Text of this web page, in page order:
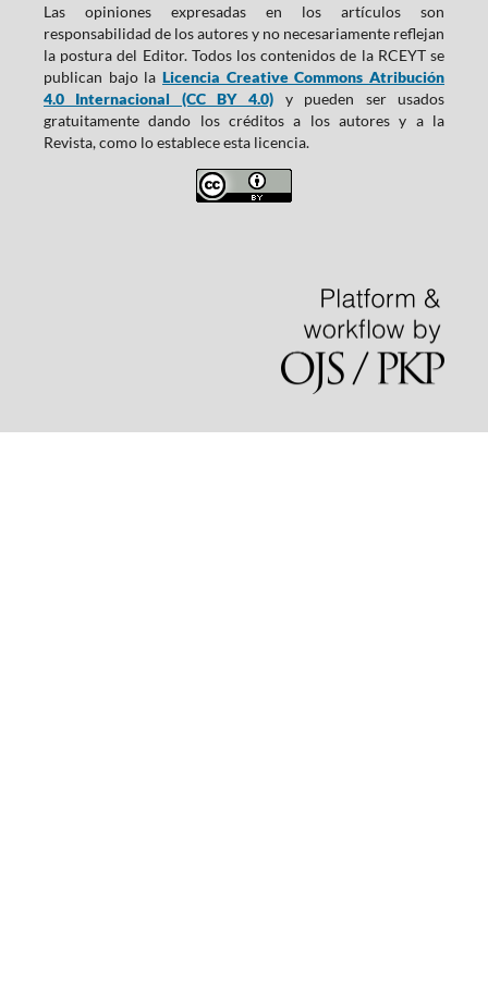
Las opiniones expresadas en los artículos son
responsabilidad de los autores y no necesariamente reflejan
la postura del Editor. Todos los contenidos de la RCEYT se
publican bajo la Licencia Creative Commons Atribución
4.0 Internacional (CC BY 4.0) y pueden ser usados
gratuitamente dando los créditos a los autores y a la
Revista, como lo establece esta licencia.